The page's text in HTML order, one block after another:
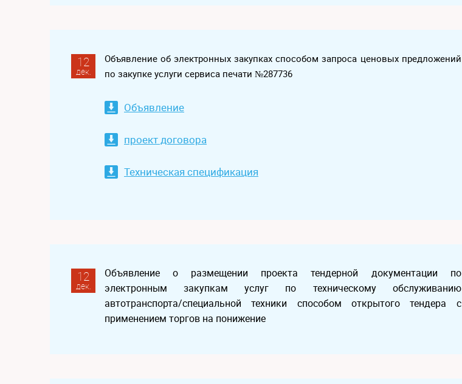
12
дек.
Объявление об электронных закупках способом запроса ценовых предложений
по закупке услуги сервиса печати №287736
Объявление
проект договора
Техническая спецификация
12
дек.
Объявление о размещении проекта тендерной документации по
электронным закупкам услуг по техническому обслуживанию
автотранспорта/специальной техники способом открытого тендера с
применением торгов на понижение